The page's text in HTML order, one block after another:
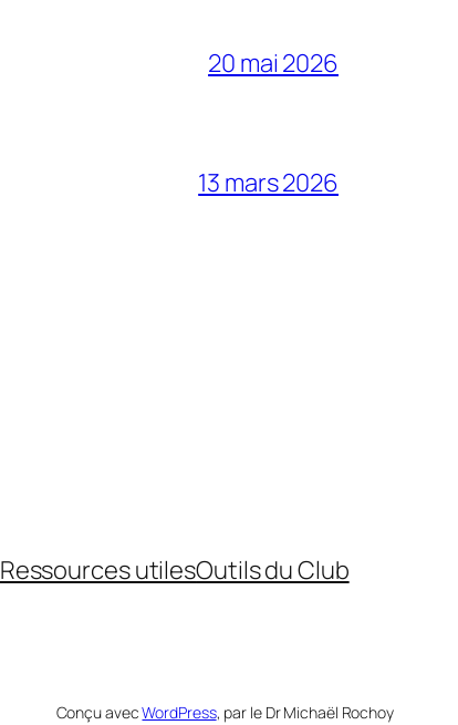
20 mai 2026
13 mars 2026
Ressources utilesOutils du Club
Conçu avecWordPress, par le Dr Michaël Rochoy